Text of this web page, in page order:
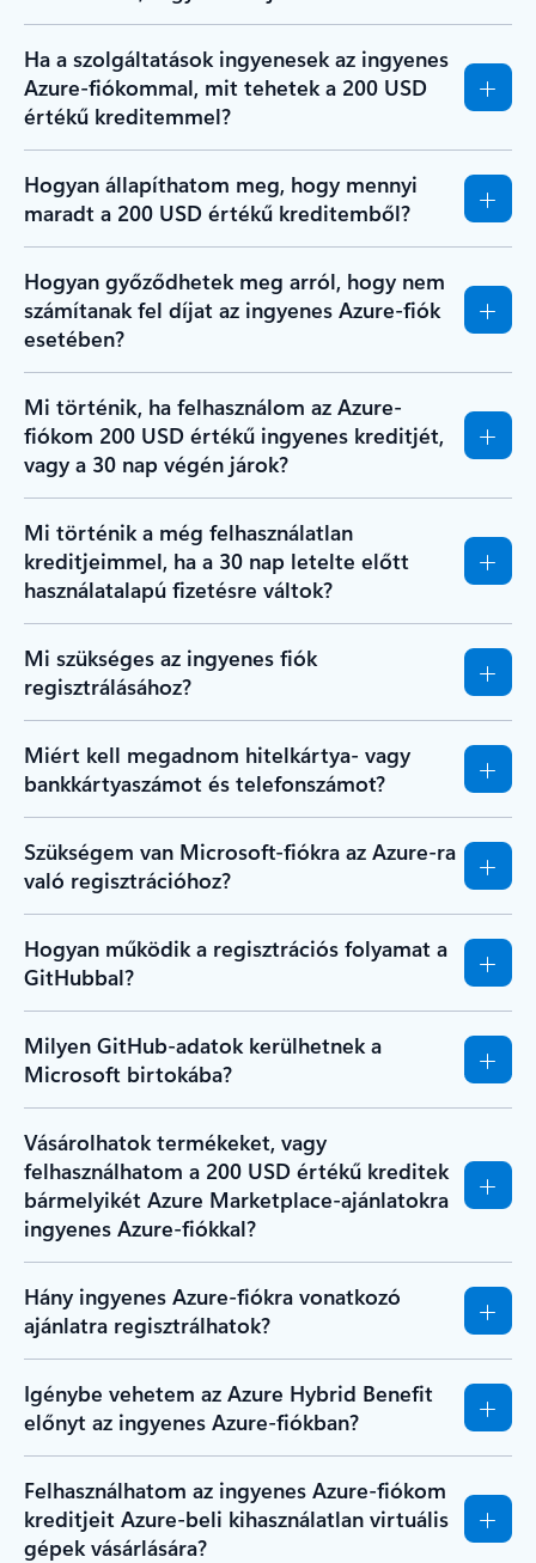
Ha a szolgáltatások ingyenesek az ingyenes
Azure-fiókommal, mit tehetek a 200 USD
értékű kreditemmel?
Hogyan állapíthatom meg, hogy mennyi
maradt a 200 USD értékű kreditemből?
Hogyan győződhetek meg arról, hogy nem
számítanak fel díjat az ingyenes Azure-fiók
esetében?
Mi történik, ha felhasználom az Azure-
fiókom 200 USD értékű ingyenes kreditjét,
vagy a 30 nap végén járok?
Mi történik a még felhasználatlan
kreditjeimmel, ha a 30 nap letelte előtt
használatalapú fizetésre váltok?
Mi szükséges az ingyenes fiók
regisztrálásához?
Miért kell megadnom hitelkártya- vagy
bankkártyaszámot és telefonszámot?
Szükségem van Microsoft-fiókra az Azure-ra
való regisztrációhoz?
Hogyan működik a regisztrációs folyamat a
GitHubbal?
Milyen GitHub-adatok kerülhetnek a
Microsoft birtokába?
Vásárolhatok termékeket, vagy
felhasználhatom a 200 USD értékű kreditek
bármelyikét Azure Marketplace-ajánlatokra
ingyenes Azure-fiókkal?
Hány ingyenes Azure-fiókra vonatkozó
ajánlatra regisztrálhatok?
Igénybe vehetem az Azure Hybrid Benefit
előnyt az ingyenes Azure-fiókban?
Felhasználhatom az ingyenes Azure-fiókom
kreditjeit Azure-beli kihasználatlan virtuális
gépek vásárlására?